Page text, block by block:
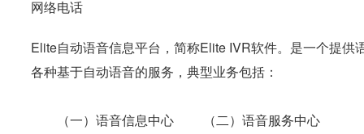
网络电话
Elite自动语音信息平台，简称Elite IVR软件。是一个提
各种基于自动语音的服务，典型业务包括：
（一）语音信息中心 （二）语音服务中心